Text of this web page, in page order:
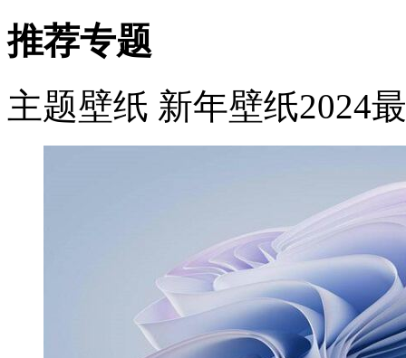
推荐专题
主题壁纸 新年壁纸2024